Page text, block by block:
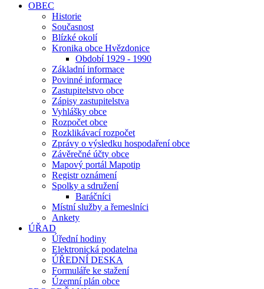
OBEC
Historie
Současnost
Blízké okolí
Kronika obce Hvězdonice
Období 1929 - 1990
Základní informace
Povinné informace
Zastupitelstvo obce
Zápisy zastupitelstva
Vyhlášky obce
Rozpočet obce
Rozklikávací rozpočet
Zprávy o výsledku hospodaření obce
Závěrečné účty obce
Mapový portál Mapotip
Registr oznámení
Spolky a sdružení
Baráčníci
Místní služby a řemeslníci
Ankety
ÚŘAD
Úřední hodiny
Elektronická podatelna
ÚŘEDNÍ DESKA
Formuláře ke stažení
Územní plán obce